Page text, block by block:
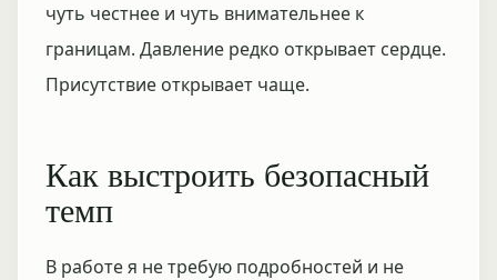
чуть честнее и чуть внимательнее к
границам. Давление редко открывает сердце.
Присутствие открывает чаще.
Как выстроить безопасный
темп
В работе я не требую подробностей и не